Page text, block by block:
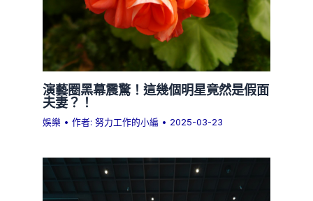
演藝圈黑幕震驚！這幾個明星竟然是假面
夫妻？！
娛樂 • 作者:努力工作的小編 • 2025-03-23